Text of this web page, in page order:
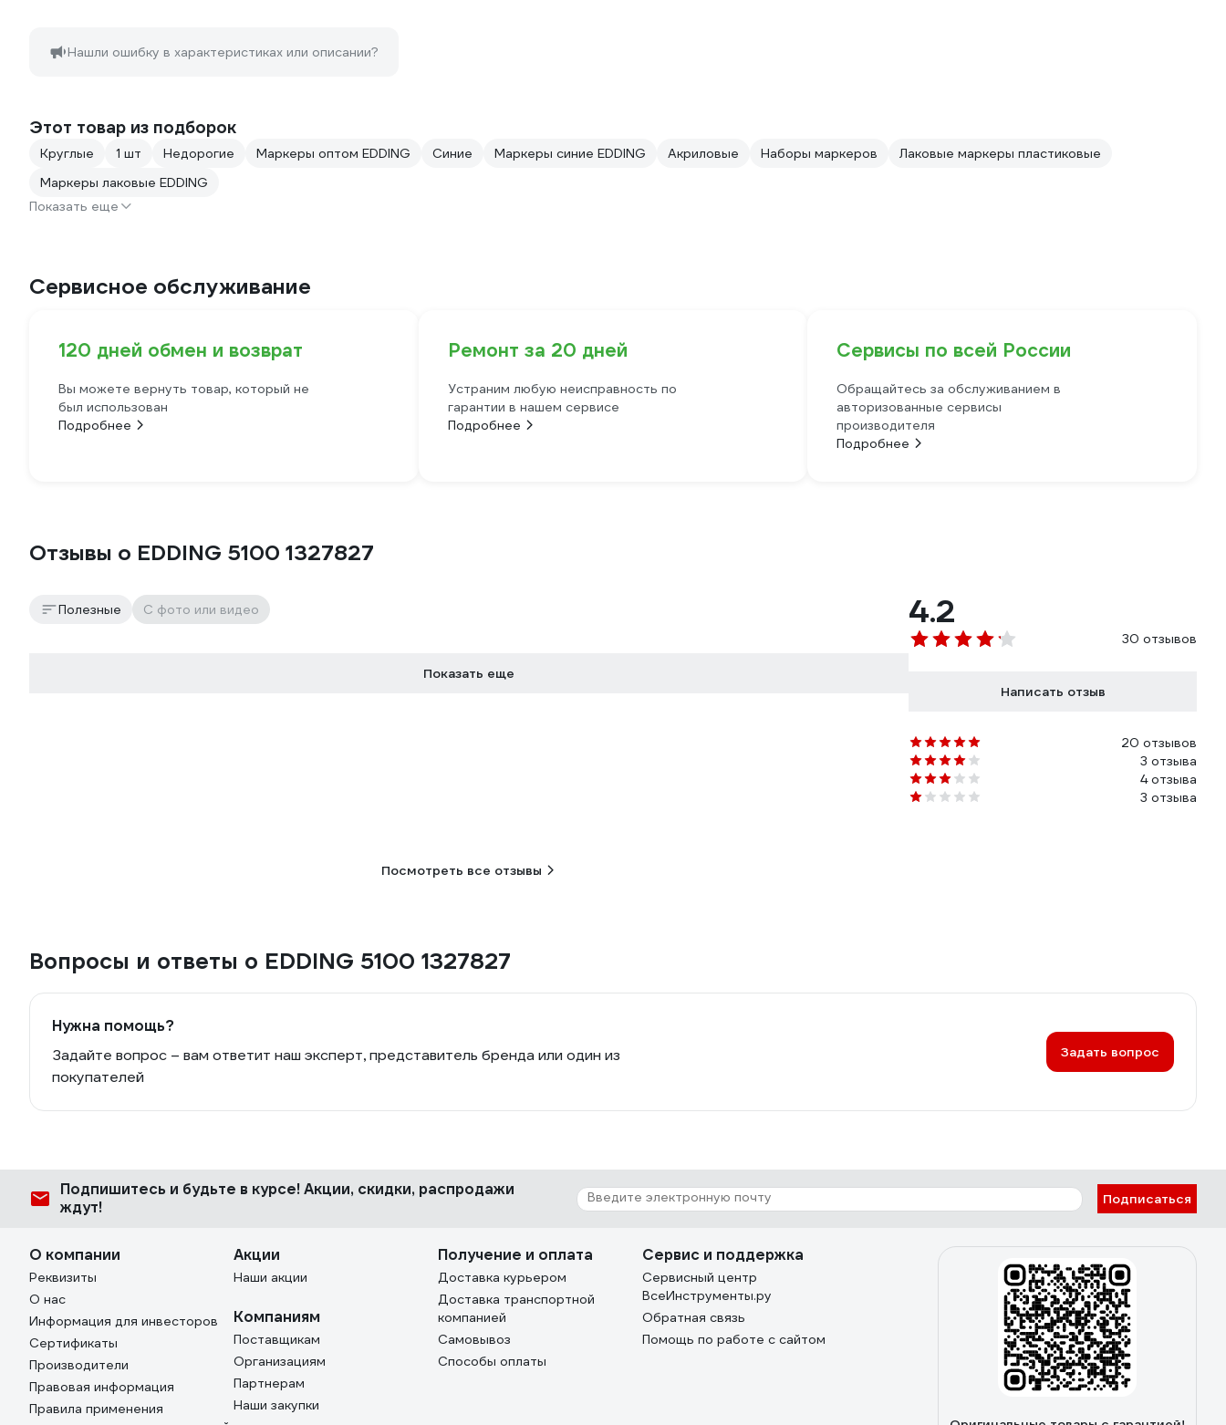
Нашли ошибку в характеристиках или описании?
Этот товар из подборок
Круглые 1 шт Недорогие Маркеры оптом EDDING Синие Маркеры синие EDDING Акриловые Наборы маркеров
Лаковые маркеры пластиковые
Маркеры лаковые EDDING
Показать еще
Сервисное обслуживание
120 дней обмен и возврат
Вы можете вернуть товар, который не
был использован
Подробнее
Ремонт за 20 дней
Устраним любую неисправность по
гарантии в нашем сервисе
Подробнее
Сервисы по всей России
Обращайтесь за обслуживанием в
авторизованные сервисы
производителя
Подробнее
Отзывы о EDDING 5100 1327827
4.2
30 отзывов
Написать отзыв
20 отзывов
3 отзыва
4 отзыва
3 отзыва
Полезные С фото или видео
Показать еще
Посмотреть все отзывы
Вопросы и ответы о EDDING 5100 1327827
Нужна помощь?
Задайте вопрос – вам ответит наш эксперт, представитель бренда или один из
покупателей
Задать вопрос
Подпишитесь и будьте в курсе! Акции, скидки, распродажи
ждут!
Подписаться
О компании
Реквизиты
О нас
Информация для инвесторов
Сертификаты
Производители
Правовая информация
Правила применения
Акции
Наши акции
Компаниям
Поставщикам
Организациям
Партнерам
Наши закупки
Получение и оплата
Доставка курьером
Доставка транспортной
компанией
Самовывоз
Способы оплаты
Сервис и поддержка
Сервисный центр
ВсеИнструменты.ру
Обратная связь
Помощь по работе с сайтом